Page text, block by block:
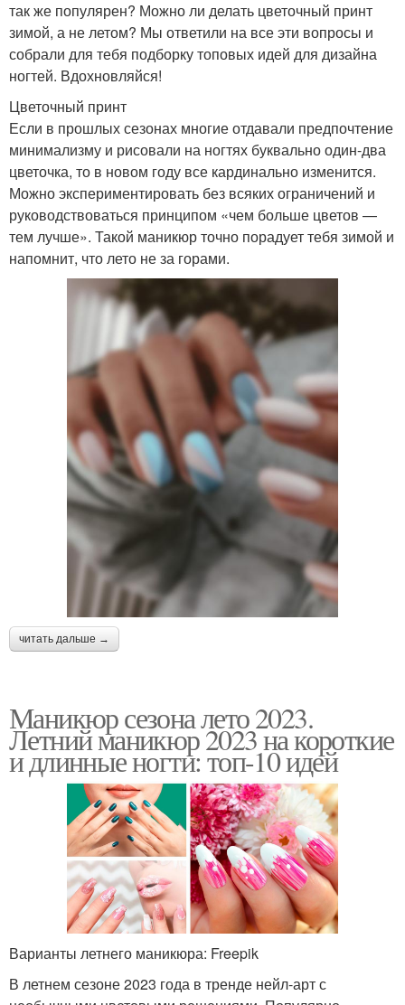
так же популярен? Можно ли делать цветочный принт
зимой, а не летом? Мы ответили на все эти вопросы и
собрали для тебя подборку топовых идей для дизайна
ногтей. Вдохновляйся!
Цветочный принт
Если в прошлых сезонах многие отдавали предпочтение
минимализму и рисовали на ногтях буквально один-два
цветочка, то в новом году все кардинально изменится.
Можно экспериментировать без всяких ограничений и
руководствоваться принципом «чем больше цветов —
тем лучше». Такой маникюр точно порадует тебя зимой и
напомнит, что лето не за горами.
читать дальше →
Маникюр сезона лето 2023.
Летний маникюр 2023 на короткие
и длинные ногти: топ-10 идей
Варианты летнего маникюра: Freepik
В летнем сезоне 2023 года в тренде нейл-арт с